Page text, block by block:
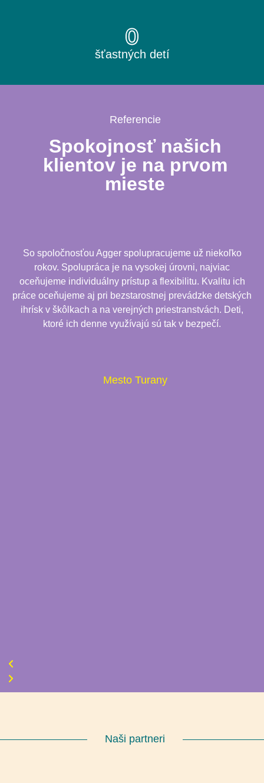
šťastných detí
0
Referencie
Spokojnosť našich
klientov je na prvom
mieste
So spoločnosťou Agger spolupracujeme už niekoľko
rokov. Spolupráca je na vysokej úrovni, najviac
oceňujeme individuálny prístup a flexibilitu. Kvalitu ich
práce oceňujeme aj pri bezstarostnej prevádzke detských
ihrísk v škôlkach a na verejných priestranstvách. Deti,
ktoré ich denne využívajú sú tak v bezpečí.
Mesto Turany
Naši partneri